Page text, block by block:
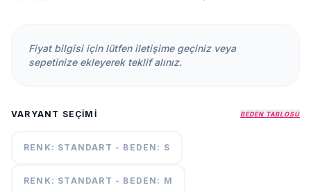
İLETİŞİM
ŞARTLARI
+90
Fiyat bilgisi için lütfen iletişime geçiniz veya
sepetinize ekleyerek teklif alınız.
VARYANT SEÇIMI BEDEN TABLOSU
RENK: STANDART - BEDEN: S
RENK: STANDART - BEDEN: M